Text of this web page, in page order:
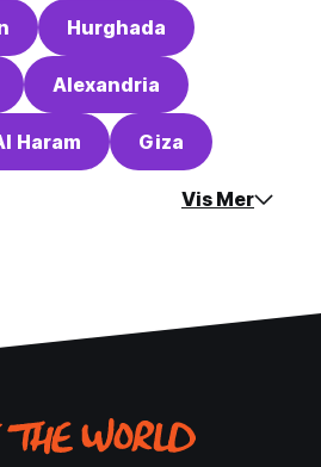
Hurghada
Alexandria
Haram Giza
Vis Mer